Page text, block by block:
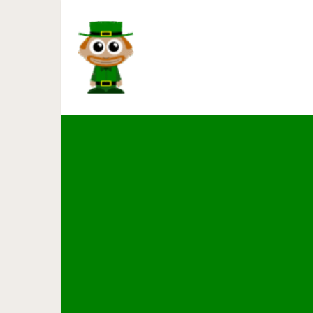
Это «золотое молоко»